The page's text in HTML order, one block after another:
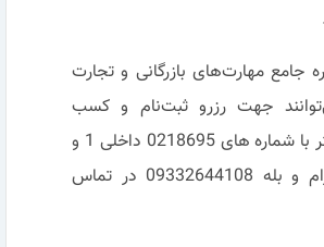
جامع مهارت‌های بازرگانی و تجارت
جهت رزرو ثبت‌نام و کسب
اطلاعات بیشتر با شماره های 0218695 داخلی 1 و
واتساپ، تلگرام و بله 09332644108 در تماس